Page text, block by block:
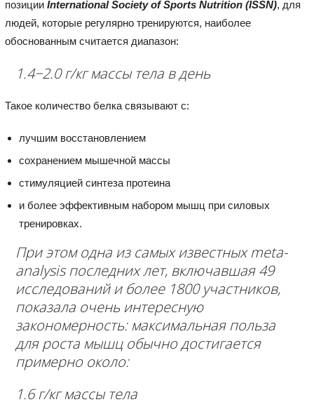
позиции International Society of Sports Nutrition (ISSN), для
людей, которые регулярно тренируются, наиболее
обоснованным считается диапазон:
1.4−2.0 г/кг массы тела в день
Такое количество белка связывают с:
лучшим восстановлением
сохранением мышечной массы
стимуляцией синтеза протеина
и более эффективным набором мышц при силовых
тренировках.
При этом одна из самых известных meta-
analysis последних лет, включавшая 49
исследований и более 1800 участников,
показала очень интересную
закономерность: максимальная польза
для роста мышц обычно достигается
примерно около:
1.6 г/кг массы тела